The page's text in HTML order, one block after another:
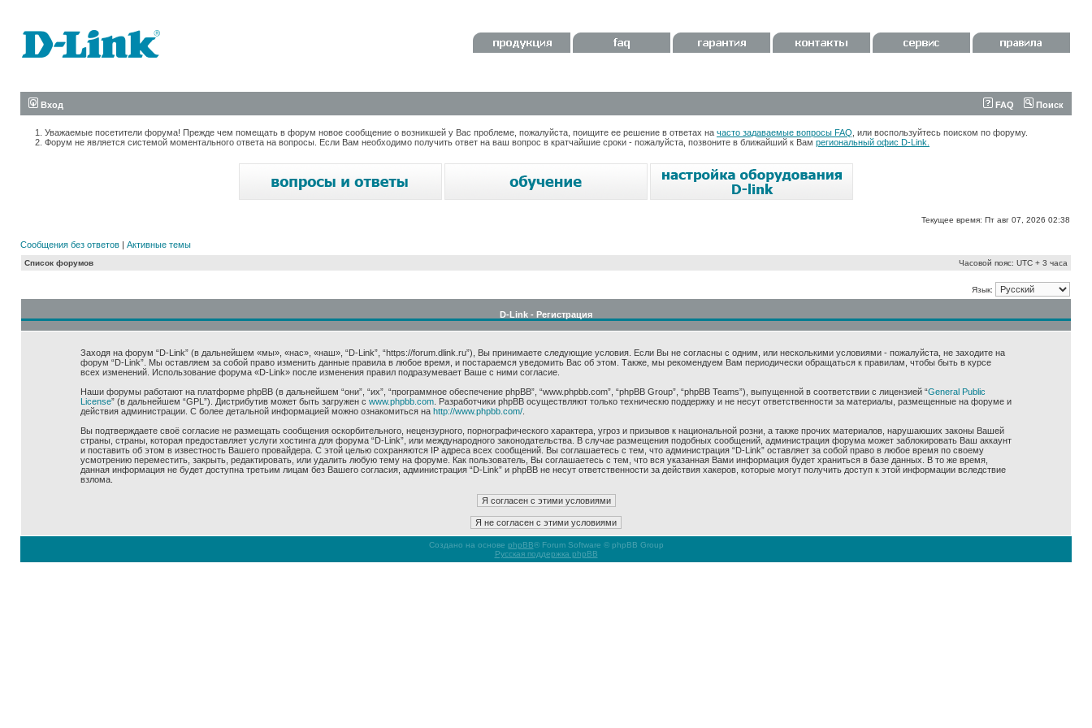
Вход FAQ Поиск
Уважаемые посетители форума! Прежде чем помещать в форум новое сообщение о возникшей у Вас проблеме, пожалуйста, поищите ее решение в ответах на часто задаваемые вопросы FAQ , или воспользуйтесь поиском по форуму.
Форум не является системой моментального ответа на вопросы. Если Вам необходимо получить ответ на ваш вопрос в кратчайшие сроки - пожалуйста, позвоните в ближайший к Вам региональный офис D-Link.
Текущее время: Пт авг 07, 2026 02:38
Сообщения без ответов | Активные темы
Список форумов Часовой пояс: UTC + 3 часа
Язык:
D-Link - Регистрация
Заходя на форум “D-Link” (в дальнейшем «мы», «нас», «наш», “D-Link”, “https://forum.dlink.ru”), Вы принимаете следующие условия. Если Вы не согласны с одним, или несколькими условиями - пожалуйста, не заходите на
форум “D-Link”. Мы оставляем за собой право изменить данные правила в любое время, и постараемся уведомить Вас об этом. Также, мы рекомендуем Вам периодически обращаться к правилам, чтобы быть в курсе
всех изменений. Использование форума «D-Link» после изменения правил подразумевает Ваше с ними согласие.
Наши форумы работают на платформе phpBB (в дальнейшем “они”, “их”, “программное обеспечение phpBB”, “www.phpbb.com”, “phpBB Group”, “phpBB Teams”), выпущенной в соответствии с лицензией “General Public
License” (в дальнейшем “GPL”). Дистрибутив может быть загружен с www.phpbb.com. Разработчики phpBB осуществляют только техническю поддержку и не несут ответственности за материалы, размещенные на форуме и
действия администрации. С более детальной информацией можно ознакомиться на http://www.phpbb.com/.
Вы подтверждаете своё согласие не размещать сообщения оскорбительного, нецензурного, порнографического характера, угроз и призывов к национальной розни, а также прочих материалов, нарушаюших законы Вашей
страны, страны, которая предоставляет услуги хостинга для форума “D-Link”, или международного законодательства. В случае размещения подобных сообщений, администрация форума может заблокировать Ваш аккаунт
и поставить об этом в известность Вашего провайдера. С этой целью сохраняются IP адреса всех сообщений. Вы соглашаетесь с тем, что администрация “D-Link” оставляет за собой право в любое время по своему
усмотрению переместить, закрыть, редактировать, или удалить любую тему на форуме. Как пользователь, Вы соглашаетесь с тем, что вся указанная Вами информация будет храниться в базе данных. В то же время,
данная информация не будет доступна третьим лицам без Вашего согласия, администрация “D-Link” и phpBB не несут ответственности за действия хакеров, которые могут получить доступ к этой информации вследствие
взлома.
Создано на основе phpBB® Forum Software © phpBB Group
Русская поддержка phpBB